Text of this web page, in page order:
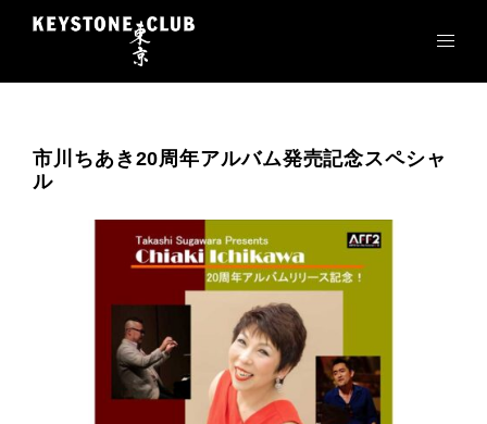
ン
市川ちあき20周年アルバム発売記念スペシャ
ル